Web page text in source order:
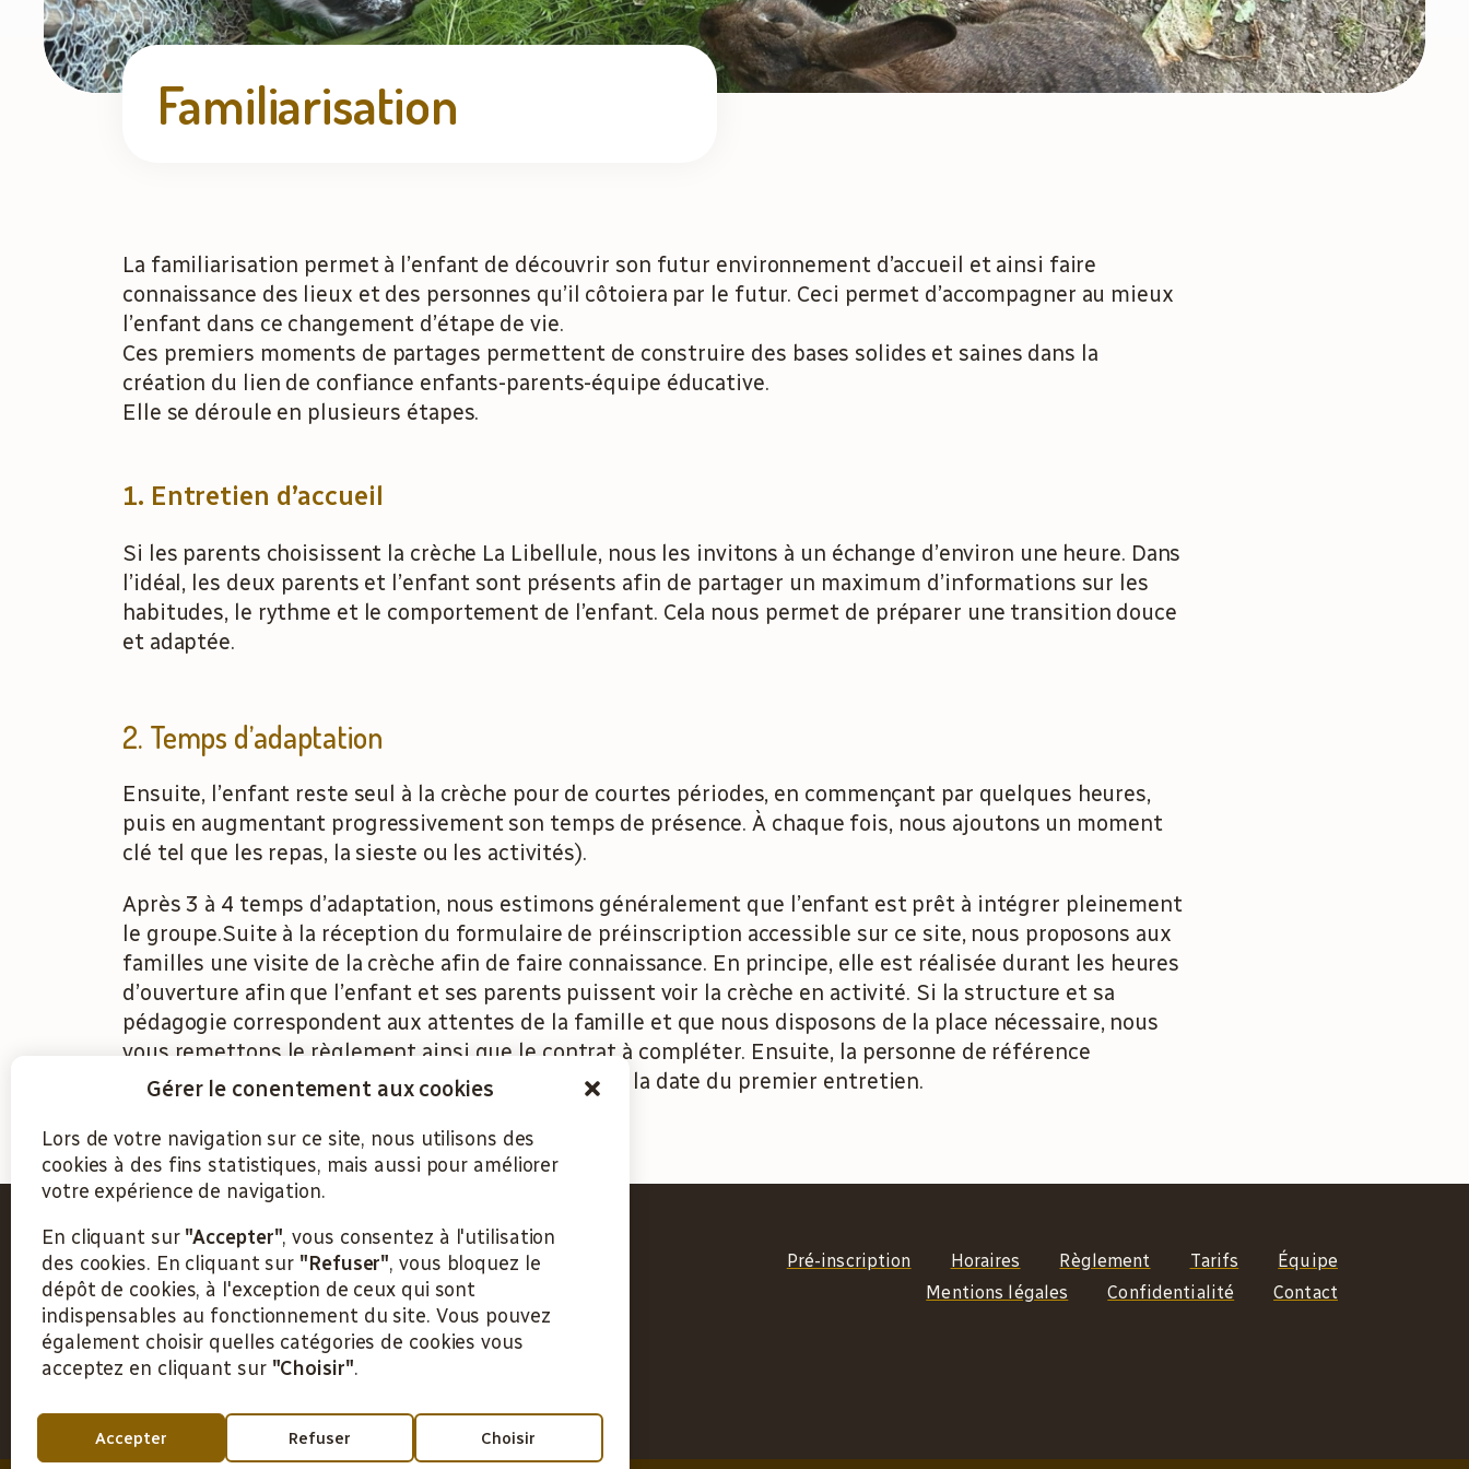
Gérer le conentement aux cookies
Lors de votre navigation sur ce site, nous utilisons des
cookies à des fins statistiques, mais aussi pour améliorer
votre expérience de navigation.
En cliquant sur "Accepter", vous consentez à l'utilisation
des cookies. En cliquant sur "Refuser", vous bloquez le
dépôt de cookies, à l'exception de ceux qui sont
indispensables au fonctionnement du site. Vous pouvez
également choisir quelles catégories de cookies vous
acceptez en cliquant sur "Choisir".
Accepter Refuser Choisir
Familiarisation
La familiarisation permet à l’enfant de découvrir son futur environnement d’accueil et ainsi faire
connaissance des lieux et des personnes qu’il côtoiera par le futur. Ceci permet d’accompagner au mieux
l’enfant dans ce changement d’étape de vie.
Ces premiers moments de partages permettent de construire des bases solides et saines dans la
création du lien de confiance enfants-parents-équipe éducative.
Elle se déroule en plusieurs étapes.
1. Entretien d’accueil
Si les parents choisissent la crèche La Libellule, nous les invitons à un échange d’environ une heure. Dans
l’idéal, les deux parents et l’enfant sont présents afin de partager un maximum d’informations sur les
habitudes, le rythme et le comportement de l’enfant. Cela nous permet de préparer une transition douce
et adaptée.
2. Temps d’adaptation
Ensuite, l’enfant reste seul à la crèche pour de courtes périodes, en commençant par quelques heures,
puis en augmentant progressivement son temps de présence. À chaque fois, nous ajoutons un moment
clé tel que les repas, la sieste ou les activités).
Après 3 à 4 temps d’adaptation, nous estimons généralement que l’enfant est prêt à intégrer pleinement
le groupe.Suite à la réception du formulaire de préinscription accessible sur ce site, nous proposons aux
familles une visite de la crèche afin de faire connaissance. En principe, elle est réalisée durant les heures
d’ouverture afin que l’enfant et ses parents puissent voir la crèche en activité. Si la structure et sa
pédagogie correspondent aux attentes de la famille et que nous disposons de la place nécessaire, nous
vous remettons le règlement ainsi que le contrat à compléter. Ensuite, la personne de référence
désignée prend contact pour se présenter et fixer la date du premier entretien.
Crèche
La
Libellule
Sàrl
Route de Sonceboz 15
2604 La Heutte
info@crechelalibellule.ch
078 250 04 12
Nouvel
Pré-inscription Horaires Règlement Tarifs
Équipe
Mentions légales
Confidentialité Contact